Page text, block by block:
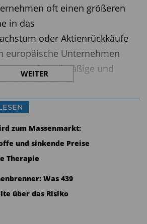
oft einen größeren
in das
oder Aktienrückkäufe
europäische Unternehmen
auf regelmäßige und
steigende
an ihre Aktionäre.
dem MSCI Europe und
dazu liegt die
des MSCI World bei etwa 1,8
WEITER
zum Massenmarkt:
und sinkende Preise
Therapie
Was 439
über das Risiko